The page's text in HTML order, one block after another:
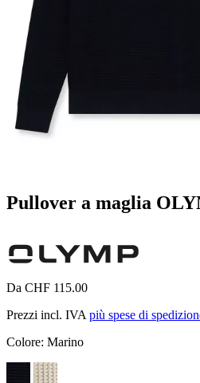
Pullover a maglia
Da CHF 115.00
Prezzi incl. IVA più spese di
Colore: Marino